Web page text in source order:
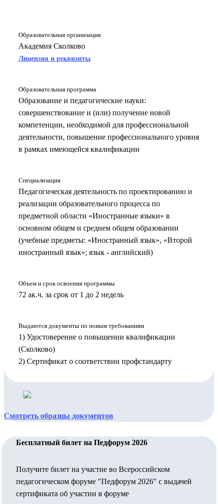
Образовательная организация
Академия Сколково
Лицензия и реквизиты
Образовательная программа
Образование и педагогические науки:
совершенствование и (или) получение новой
компетенции, необходимой для профессиональной
деятельности, повышение профессионального уровня
в рамках имеющейся квалификации
Специализация
Педагогическая деятельность по проектированию и
реализации образовательного процесса по
предметной области «Иностранные языки» в
основном общем и среднем общем образовании
(учебные предметы: «Иностранный язык», «Второй
иностранный язык»; язык - английский)
Объем и срок освоения программы
72 ак.ч. за срок от 1 до 2 недель
Выдаются документы по новым требованиям
1) Удостоверение о повышении квалификации
(Сколково)
2) Сертификат о соответствии профстандарту
Смотреть образцы документов
Бесплатный билет на Педфорум 2026
Получите билет на участие во Всероссийском
педагогическом форуме "Педфорум 2026" с выдачей
сертификата об участии в форуме